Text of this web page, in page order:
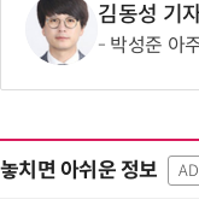
김동성 기
박성준 아주대
놓치면 아쉬운 정보 AD